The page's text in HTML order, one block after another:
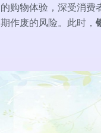
购物体验，深受消
作废的风险。此时，